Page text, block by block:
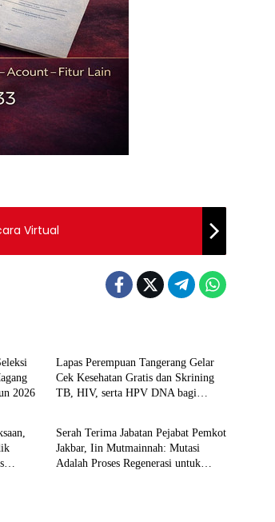
Virtual
2026
Lapas Perempuan Tangerang Gelar
Cek Kesehatan Gratis dan Skrining
TB, HIV, serta HPV DNA bagi
Berita
Serah Terima Jabatan Pejabat Pemkot
Jakbar, Iin Mutmainnah: Mutasi
Adalah Proses Regenerasi untuk